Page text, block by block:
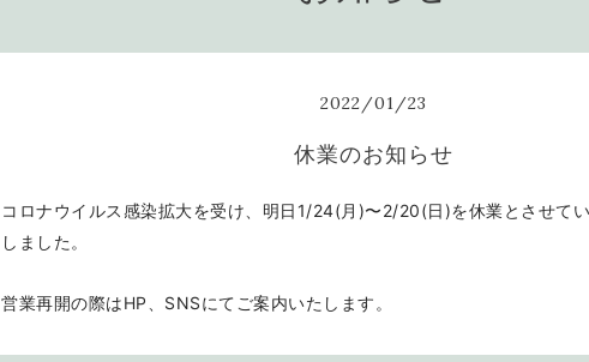
2022/01/23
休業のお知らせ
コロナウイルス感染拡大を受け、明日1/24(月)〜2/20(日)を休業とさせて
しました。
営業再開の際はHP、SNSにてご案内いたします。